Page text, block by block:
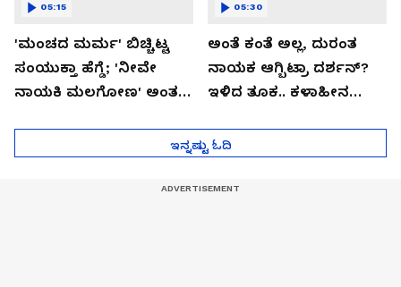
'ಮಂಚದ ಮರ್ಮ' ಬಿಚ್ಚಿಟ್ಟ
ಸಂಯುಕ್ತಾ ಹೆಗ್ಡೆ; 'ನೀವೇ
ನಾಯಕಿ ಮಲಗೋಣ' ಅಂತ
05:15
ಅಂತೆ ಕಂತೆ ಅಲ್ಲ, ದುರಂತ
ನಾಯಕ ಆಗ್ಬಿಟ್ರಾ ದರ್ಶನ್?
ಇಳಿದ ತೂಕ.. ಕಳಾಹೀನ
05:30
ಇನ್ನಷ್ಟು ಓದಿ